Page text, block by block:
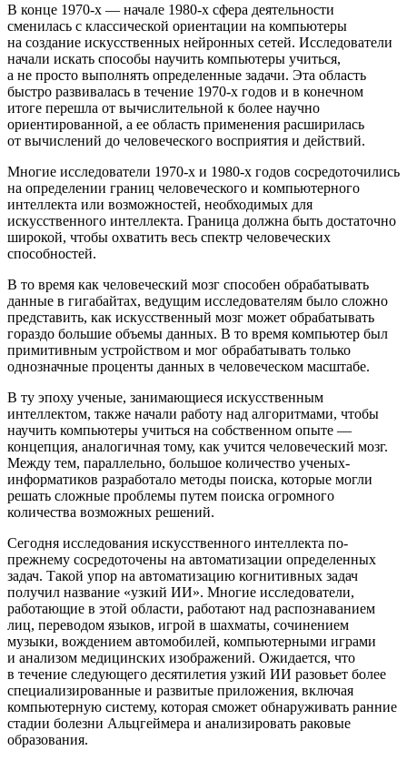
В конце 1970-х — начале 1980-х сфера деятельности
сменилась с классической ориентации на компьютеры
на создание искусственных нейронных сетей. Исследователи
начали искать способы научить компьютеры учиться,
а не просто выполнять определенные задачи. Эта область
быстро развивалась в течение 1970-х годов и в конечном
итоге перешла от вычислительной к более научно
ориентированной, а ее область применения расширилась
от вычислений до человеческого восприятия и действий.
Многие исследователи 1970-х и 1980-х годов сосредоточились
на определении границ человеческого и компьютерного
интеллекта или возможностей, необходимых для
искусственного интеллекта. Граница должна быть достаточно
широкой, чтобы охватить весь спектр человеческих
способностей.
В то время как человеческий мозг способен обрабатывать
данные в гигабайтах, ведущим исследователям было сложно
представить, как искусственный мозг может обрабатывать
гораздо большие объемы данных. В то время компьютер был
примитивным устройством и мог обрабатывать только
однозначные проценты данных в человеческом масштабе.
В ту эпоху ученые, занимающиеся искусственным
интеллектом, также начали работу над алгоритмами, чтобы
научить компьютеры учиться на собственном опыте —
концепция, аналогичная тому, как учится человеческий мозг.
Между тем, параллельно, большое количество ученых-
информатиков разработало методы поиска, которые могли
решать сложные проблемы путем поиска огромного
количества возможных решений.
Сегодня исследования искусственного интеллекта по-
прежнему сосредоточены на автоматизации определенных
задач. Такой упор на автоматизацию когнитивных задач
получил название «узкий ИИ». Многие исследователи,
работающие в этой области, работают над распознаванием
лиц, переводом языков, игрой в шахматы, сочинением
музыки, вождением автомобилей, компьютерными играми
и анализом медицинских изображений. Ожидается, что
в течение следующего десятилетия узкий ИИ разовьет более
специализированные и развитые приложения, включая
компьютерную систему, которая сможет обнаруживать ранние
стадии болезни Альцгеймера и анализировать раковые
образования.